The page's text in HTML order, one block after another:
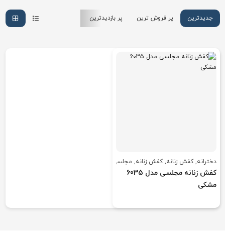
پر فروش ترین پر بازدیدترین جدیدترین گرانترین
دخترانه,کفش زنانه,کفش زنانه, مجلسی
کفش زنانه مجلسی مدل 6035
مشکی